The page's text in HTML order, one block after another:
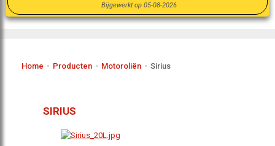
Bijgewerkt op 05-08-2026
Home - Producten - Motoroliën - Sirius
SIRIUS